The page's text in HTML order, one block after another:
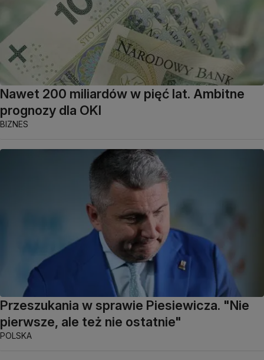
Nawet 200 miliardów w pięć lat. Ambitne
prognozy dla OKI
BIZNES
Przeszukania w sprawie Piesiewicza. "Nie
pierwsze, ale też nie ostatnie"
POLSKA